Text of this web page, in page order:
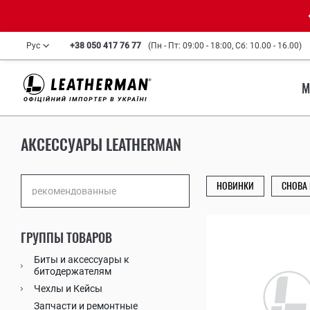
Рус +38 050 417 76 77 (Пн - Пт: 09:00 - 18:00, Сб: 10.00 - 16.00)
AКСЕССУАРЫ LEATHERMAN
ГРУППЫ ТОВАРОВ
Биты и аксессуары к
битодержателям
Чехлы и Кейсы
Запчасти и ремонтные
НОВИНКИ СНОВА